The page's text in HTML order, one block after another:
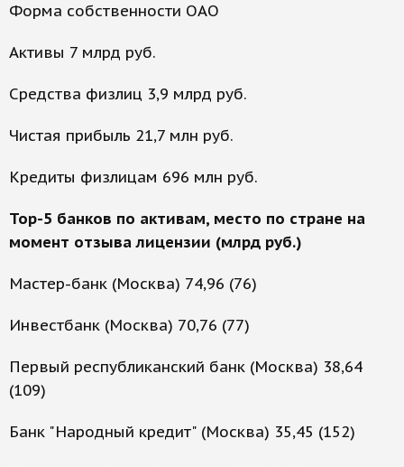
Форма собственности ОАО
Активы 7 млрд руб.
Средства физлиц 3,9 млрд руб.
Чистая прибыль 21,7 млн руб.
Кредиты физлицам 696 млн руб.
Top-5 банков по активам, место по стране на
момент отзыва лицензии (млрд руб.)
Мастер-банк (Москва) 74,96 (76)
Инвестбанк (Москва) 70,76 (77)
Первый республиканский банк (Москва) 38,64
(109)
Банк "Народный кредит" (Москва) 35,45 (152)